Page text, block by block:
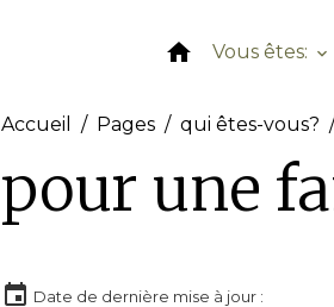
Vous êtes:
Accueil Pages qui êtes-vous?
pour une
Date de dernière mise à jour :